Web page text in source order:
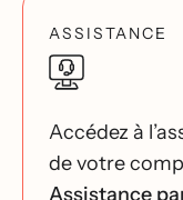
ASSISTANCE
Accédez à
de votre
Assistance